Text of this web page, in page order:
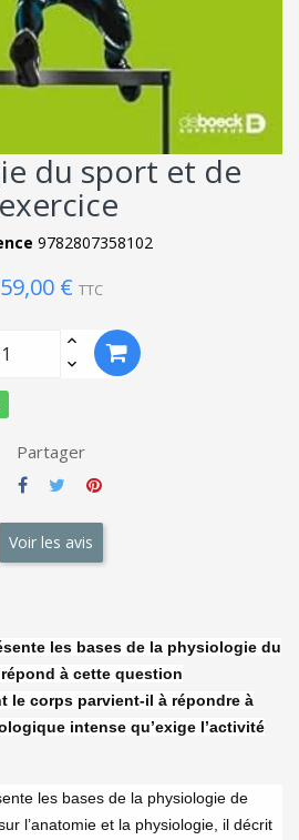
du sport et de
9782807358102
59,00 € TTC
Partager
Voir les avis
les bases de la physiologie du
à cette question
le corps parvient-il à répondre à
intense qu’exige l’activité
les bases de la physiologie de
l’anatomie et la physiologie, il décrit